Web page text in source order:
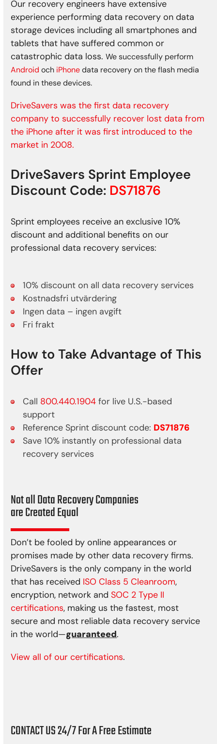
Our recovery engineers have extensive
experience performing data recovery on data
storage devices including all smartphones and
tablets that have suffered common or
catastrophic data loss.We successfully perform
Android och iPhonedata recovery on the flash media
found in these devices.
DriveSavers was the first data recovery
company to successfully recover lost data from
the iPhone after it was first introduced to the
market in 2008.
DriveSavers Sprint Employee
Discount Code: DS71876
Sprint employees receive an exclusive 10%
discount and additional benefits on our
professional data recovery services:
10% discount on all data recovery services
Kostnadsfri utvärdering
Ingen data – ingen avgift
Fri frakt
How to Take Advantage of This
Offer
Call 800.440.1904 for live U.S.-based
support
Reference Sprint discount code: DS71876
Save 10% instantly on professional data
recovery services
Not all Data Recovery Companies
are Created Equal
Don’t be fooled by online appearances or
promises made by other data recovery firms.
DriveSavers is the only company in the world
that has received ISO Class 5 Cleanroom,
encryption, network andSOC 2 Type II
certifications, making us the fastest, most
secure and most reliable data recovery service
in the world—guaranteed.
View all of our certifications.
CONTACT US 24/7 For A Free Estimate